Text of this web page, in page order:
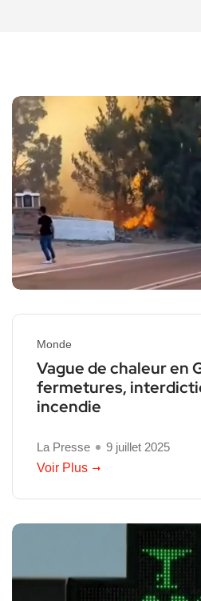
Monde
Vague de chaleur en
fermetures,
incendie
La Presse
9 juillet 2025
Voir Plus